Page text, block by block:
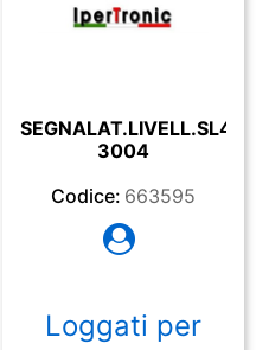
SEGNALAT.LIVELL.SL4
3004
Codice: 663595
Loggati per